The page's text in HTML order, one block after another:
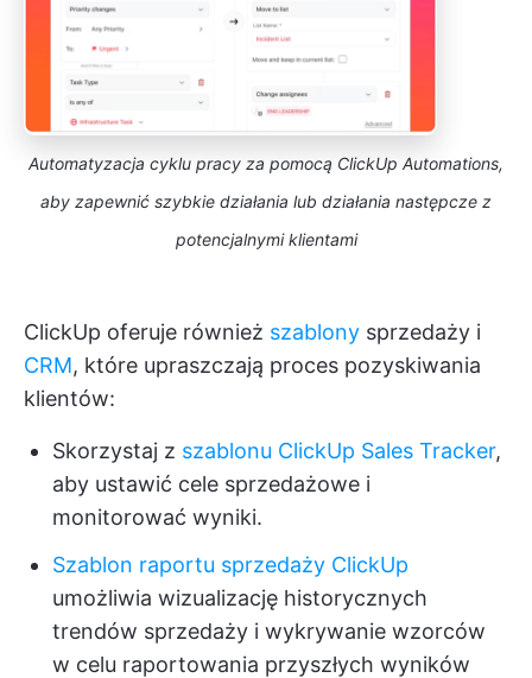
Automatyzacja cyklu pracy za pomocą ClickUp Automations,
aby zapewnić szybkie działania lub działania następcze z
potencjalnymi klientami
ClickUp oferuje również szablony sprzedaży i
CRM, które upraszczają proces pozyskiwania
klientów:
Skorzystaj z szablonu ClickUp Sales Tracker,
aby ustawić cele sprzedażowe i
monitorować wyniki.
Szablon raportu sprzedaży ClickUp
umożliwia wizualizację historycznych
trendów sprzedaży i wykrywanie wzorców
w celu raportowania przyszłych wyników